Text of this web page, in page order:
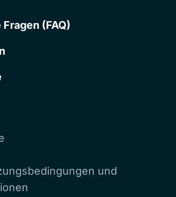
(FAQ)
und